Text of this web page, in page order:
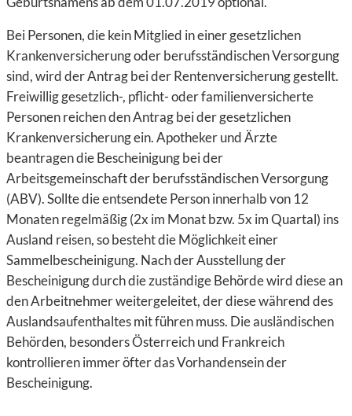
Bei Personen, die kein Mitglied in einer gesetzlichen
Krankenversicherung oder berufsständischen Versorgung
sind, wird der Antrag bei der Rentenversicherung gestellt.
Freiwillig gesetzlich-, pflicht- oder familienversicherte
Personen reichen den Antrag bei der gesetzlichen
Krankenversicherung ein. Apotheker und Ärzte
beantragen die Bescheinigung bei der
Arbeitsgemeinschaft der berufsständischen Versorgung
(ABV). Sollte die entsendete Person innerhalb von 12
Monaten regelmäßig (2x im Monat bzw. 5x im Quartal) ins
Ausland reisen, so besteht die Möglichkeit einer
Sammelbescheinigung. Nach der Ausstellung der
Bescheinigung durch die zuständige Behörde wird diese an
den Arbeitnehmer weitergeleitet, der diese während des
Auslandsaufenthaltes mit führen muss. Die ausländischen
Behörden, besonders Österreich und Frankreich
kontrollieren immer öfter das Vorhandensein der
Bescheinigung.